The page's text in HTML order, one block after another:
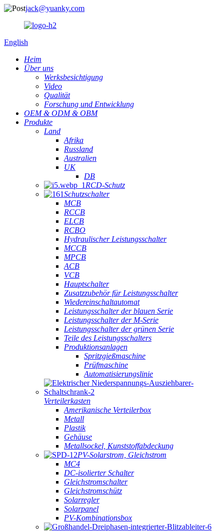
jack@yuanky.com
English
Heim
Über uns
Werksbesichtigung
Video
Qualität
Forschung und Entwicklung
OEM & ODM & OBM
Produkte
Land
Afrika
Russland
Australien
UK
DB
RCD-Schutz
Schutzschalter
MCB
RCCB
ELCB
RCBO
Hydraulischer Leistungsschalter
MCCB
MPCB
ACB
VCB
Hauptschalter
Zusatzzubehör für Leistungsschalter
Wiedereinschaltautomat
Leistungsschalter der blauen Serie
Leistungsschalter der M-Serie
Leistungsschalter der grünen Serie
Teile des Leistungsschalters
Produktionsanlagen
Spritzgießmaschine
Prüfmaschine
Automatisierungslinie
Verteilerkasten
Amerikanische Verteilerbox
Metall
Plastik
Gehäuse
Metallsockel, Kunststoffabdeckung
PV-Solarstrom, Gleichstrom
MC4
DC-isolierter Schalter
Gleichstromschalter
Gleichstromschütz
Solarregler
Solarpanel
PV-Kombinationsbox